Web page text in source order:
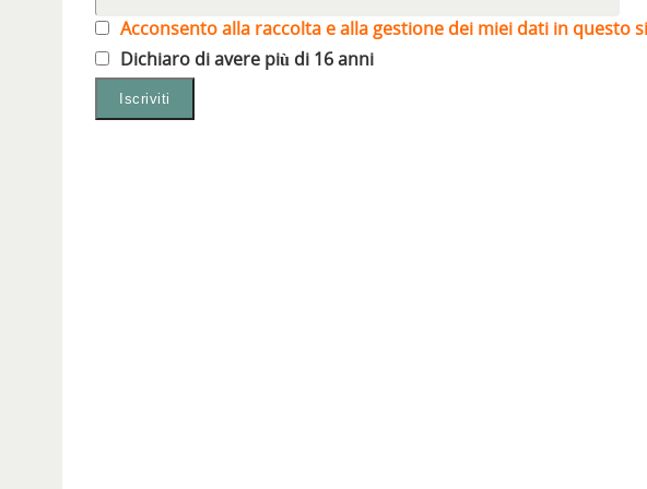
Acconsento alla raccolta e alla gestione dei miei dati in questo
Dichiaro di avere più di 16 anni